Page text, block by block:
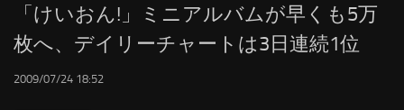
RSS
LINKS
「けいおん!」ミニアルバムが早くも5万
枚へ、デイリーチャートは3日連続1位
2009/07/24 18:52